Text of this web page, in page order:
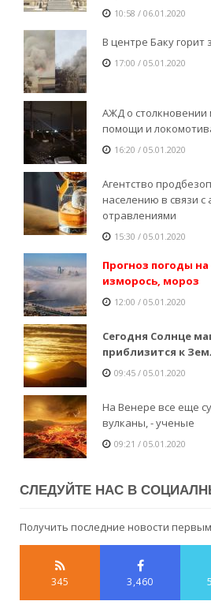
10:58 / 06.01.2020
В центре Баку горит
17:00 / 05.01.2020
АЖД о
помощи и
16:20 / 05.01.2020
Агентство
населению в связи с
отравлениями
15:30 / 05.01.2020
Прогноз погоды
изморось, мороз
12:00 / 05.01.2020
Сегодня Солнце
приблизится к
09:45 / 05.01.2020
На Венере все еще
вулканы, - ученые
09:21 / 05.01.2020
СЛЕДУЙТЕ НАС В
Получить последние новости
345 3,460